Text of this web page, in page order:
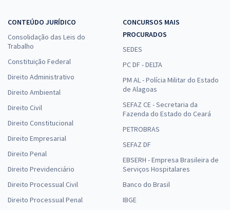
AMAZUL - Amazônia Azul Tecnologias de Defesa S.A. -
Conhecimentos Específicos para o Perfil 2: Analista de
R$19,99
Comprar
AMAZUL - Amazônia Azul Tecnologias de Defesa S.A - Técnico de
R$31,32
CONTEÚDO JURÍDICO
Consolidação das Leis do
Trabalho
Constituição Federal
Direito Administrativo
Direito Ambiental
Direito Civil
Direito Constitucional
Direito Empresarial
Direito Penal
Direito Previdenciário
Direito Processual Civil
Direito Processual Penal
CONCURSOS MAIS
PROCURADOS
SEDES
PC DF - DELTA
PM AL - Polícia Militar do Estado
de Alagoas
SEFAZ CE - Secretaria da
Fazenda do Estado do Ceará
PETROBRAS
SEFAZ DF
EBSERH - Empresa Brasileira de
Serviços Hospitalares
Banco do Brasil
IBGE